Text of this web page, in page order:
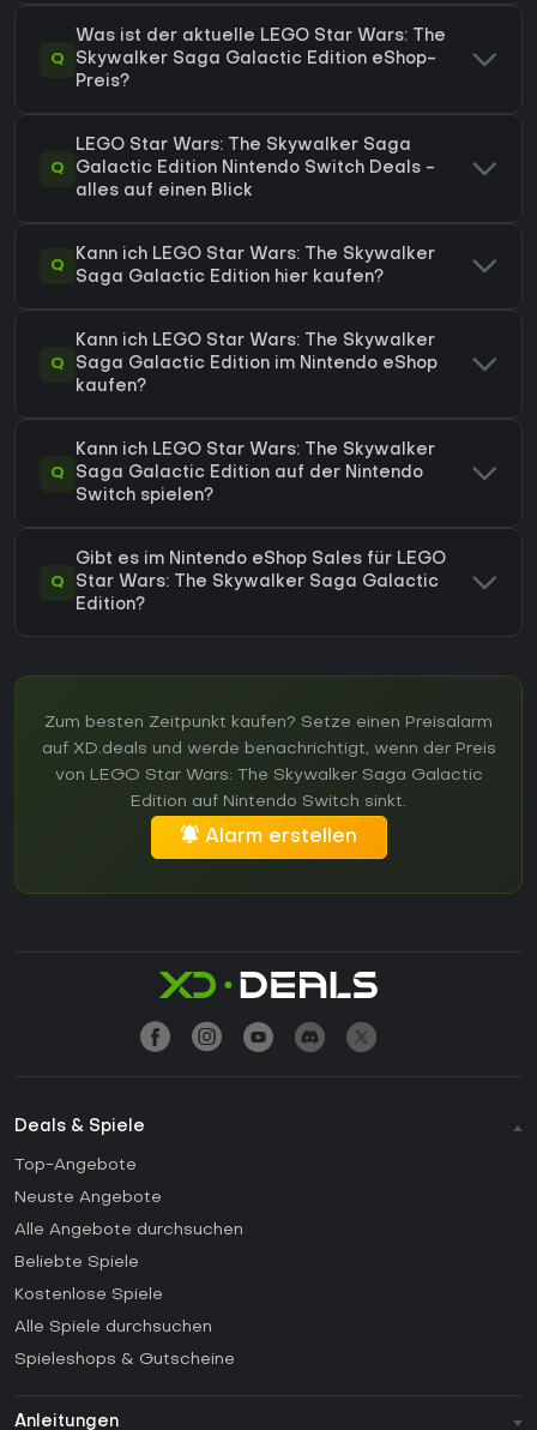
Q
Was ist der aktuelle LEGO Star Wars: The
Skywalker Saga Galactic Edition eShop-
Preis?
Q
LEGO Star Wars: The Skywalker Saga
Galactic Edition Nintendo Switch Deals -
alles auf einen Blick
Q
Kann ich LEGO Star Wars: The Skywalker
Saga Galactic Edition hier kaufen?
Q
Kann ich LEGO Star Wars: The Skywalker
Saga Galactic Edition im Nintendo eShop
kaufen?
Q
Kann ich LEGO Star Wars: The Skywalker
Saga Galactic Edition auf der Nintendo
Switch spielen?
Q
Gibt es im Nintendo eShop Sales für LEGO
Star Wars: The Skywalker Saga Galactic
Edition?
Zum besten Zeitpunkt kaufen? Setze einen Preisalarm
auf XD.deals und werde benachrichtigt, wenn der Preis
von LEGO Star Wars: The Skywalker Saga Galactic
Edition auf Nintendo Switch sinkt.
Alarm erstellen
Deals & Spiele
Top-Angebote
Neuste Angebote
Alle Angebote durchsuchen
Beliebte Spiele
Kostenlose Spiele
Alle Spiele durchsuchen
Spieleshops & Gutscheine
Anleitungen